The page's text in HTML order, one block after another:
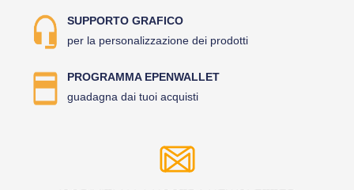
SUPPORTO GRAFICO
per la personalizzazione dei prodotti
PROGRAMMA EPENWALLET
guadagna dai tuoi acquisti